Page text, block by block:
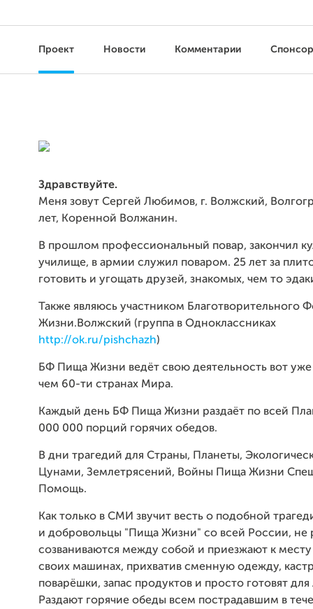
Проект Новости Комментарии
Здравствуйте.
Меня зовут Сергей Любимов, г. Волжский,
лет, Коренной Волжанин.
В прошлом профессиональный повар, закончил
училище, в армии служил поваром. 25 лет за
готовить и угощать друзей, знакомых, чем то
Также являюсь участником Благотворительного
Жизни.Волжский (группа в Одноклассниках
http://ok.ru/pishchazh)
БФ Пища Жизни ведёт свою деятельность вот уже
чем 60-ти странах Мира.
Каждый день БФ Пища Жизни раздаёт по всей
000 000 порций горячих обедов.
В дни трагедий для Страны, Планеты,
Цунами, Землетрясений, Войны Пища Жизни
Помощь.
Как только в СМИ звучит весть о подобной
и добровольцы "Пища Жизни" со всей России, не
созваниваются между собой и приезжают к месту
своих машинах, прихватив сменную одежду,
поварёшки, запас продуктов и просто готовят
Раздают горячие обеды всем пострадавшим в